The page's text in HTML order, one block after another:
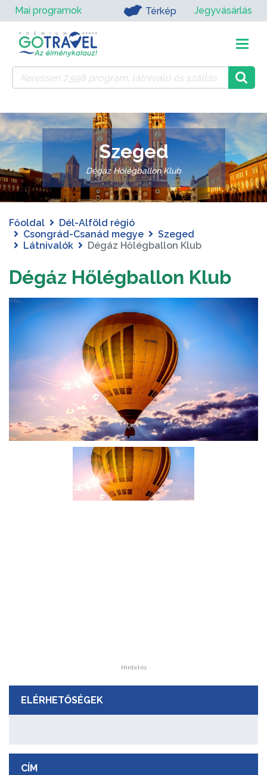
Mai programok Térkép Jegyvásárlás
Szeged
Dégáz Hőlégballon Klub
Főoldal
Dél-Alföld régió
Csongrád-Csanád megye
Szeged
Látnivalók
Dégáz Hőlégballon Klub
Dégáz Hőlégballon Klub
Hirdetés
ELÉRHETŐSÉGEK
CÍM